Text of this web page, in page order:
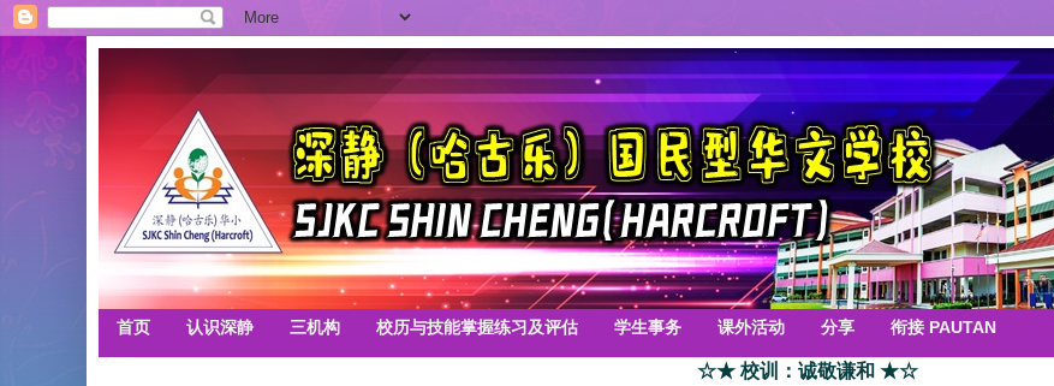
首页 认识深静 三机构 校历与技能掌握练习及评估 学生事务 课外活动 分享 衔接 PAUTAN
☆★ 校训：诚敬谦和 ★☆